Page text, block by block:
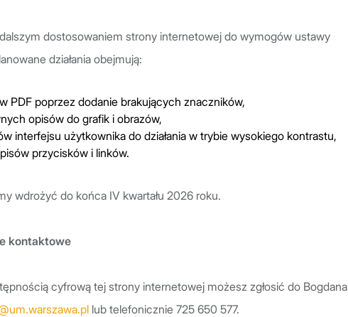
dostosowaniem strony internetowej do wymogów ustawy
działania obejmują:
PDF poprzez dodanie brakujących znaczników,
opisów do grafik i obrazów,
interfejsu użytkownika do działania w trybie wysokiego kontrastu,
przycisków i linków.
wdrożyć do końca IV kwartału 2026 roku.
kontaktowe
cyfrową tej strony internetowej możesz zgłosić do Bogdana
lub telefonicznie 725 650 577.